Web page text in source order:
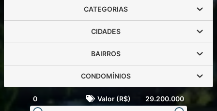
CATEGORIAS
CIDADES
BAIRROS
CONDOMÍNIOS
0 Valor (R$) 29.200.000